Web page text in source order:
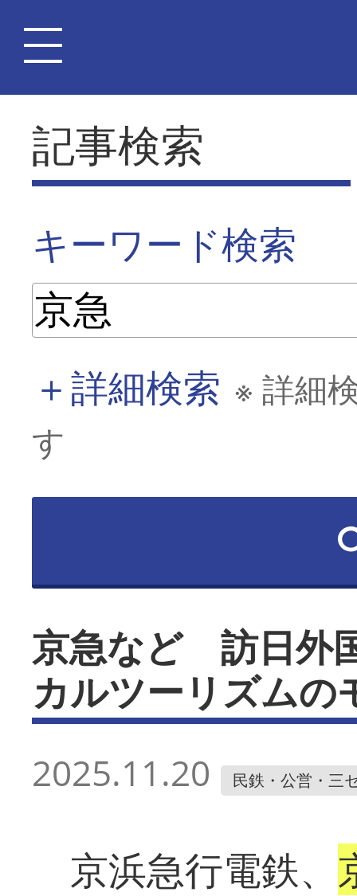
記事検索
キーワード検索
＋詳細検索 ※ 詳細
す
京急など 訪日外
カルツーリズムの
2025.11.20 民鉄・公営・三
京浜急行電鉄、